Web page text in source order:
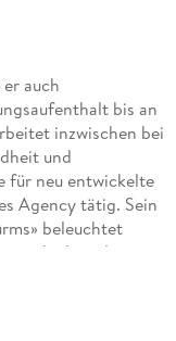
auch
bis an
inzwischen bei
und
für neu entwickelte
Agency tätig. Sein
beleuchtet
den
in Wien zu